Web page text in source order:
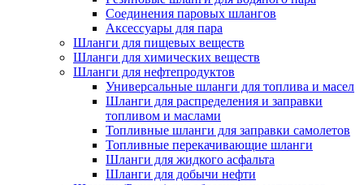
Cоединения паровых шлангов
Аксессуары для пара
Шланги для пищевых веществ
Шланги для химических веществ
Шланги для нефтепродуктов
Универсальные шланги для топлива и масел
Шланги для распределения и заправки
топливом и маслами
Топливные шланги для заправки самолетов
Топливные перекачивающие шланги
Шланги для жидкого асфальта
Шланги для добычи нефти